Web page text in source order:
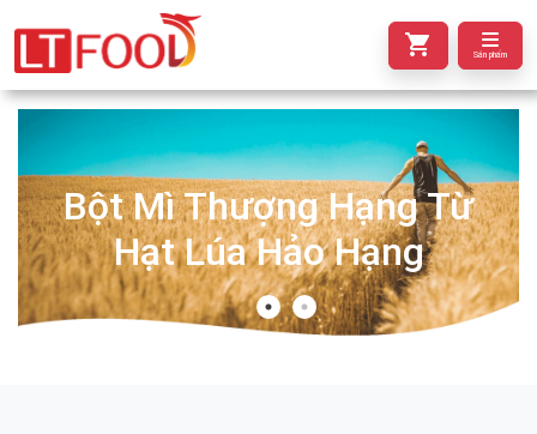
Sản phẩm
Bột Mì Thượng Hạng Từ
Hạt Lúa Hảo Hạng